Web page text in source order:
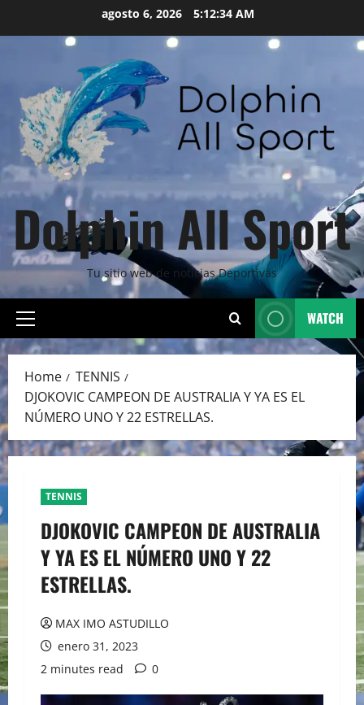
agosto 6, 2026 5:12:36 AM
Dolphin All Sport
Tu sitio web de noticias Deportivas
Primary
Menu
WATCH
Home
TENNIS
DJOKOVIC CAMPEON DE AUSTRALIA Y YA ES EL
NÚMERO UNO Y 22 ESTRELLAS.
TENNIS
DJOKOVIC CAMPEON DE AUSTRALIA
Y YA ES EL NÚMERO UNO Y 22
ESTRELLAS.
MAX IMO ASTUDILLO
enero 31, 2023
2 minutes read
0